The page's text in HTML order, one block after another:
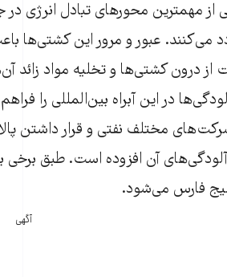
مهمترین محورهای تبادل انرژی
می‌کنند. عبور و مرور این
درون کشتی‌ها و تخلیه مواد زائد
در این آبراه بین‌المللی
مختلف نفتی و قرار داشتن
فارس می‌شود.
آگهی